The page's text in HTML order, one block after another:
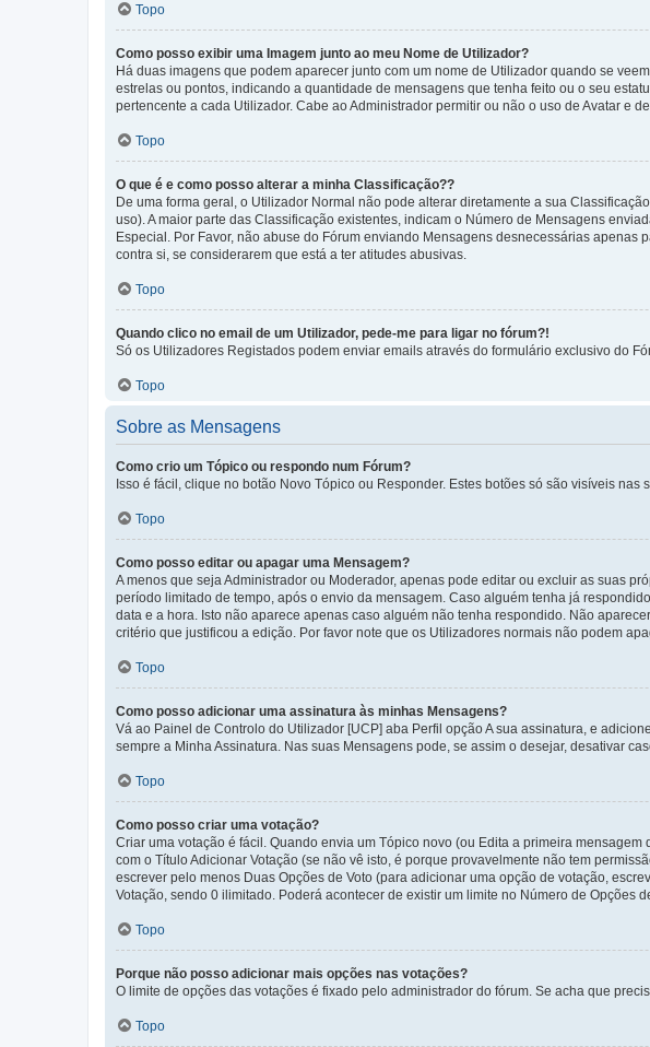
Topo
Como posso exibir uma Imagem junto ao meu Nome de Utilizador?
Há duas imagens que podem aparecer junto com um nome de Utilizador quando se
estrelas ou pontos, indicando a quantidade de mensagens que tenha feito ou o seu
pertencente a cada Utilizador. Cabe ao Administrador permitir ou não o uso de Avatar e
Topo
O que é e como posso alterar a minha Classificação??
De uma forma geral, o Utilizador Normal não pode alterar diretamente a sua
uso). A maior parte das Classificação existentes, indicam o Número de Mensagens
Especial. Por Favor, não abuse do Fórum enviando Mensagens desnecessárias
contra si, se considerarem que está a ter atitudes abusivas.
Topo
Quando clico no email de um Utilizador, pede-me para ligar no fórum?!
Só os Utilizadores Registados podem enviar emails através do formulário exclusivo do
Topo
Sobre as Mensagens
Como crio um Tópico ou respondo num Fórum?
Isso é fácil, clique no botão Novo Tópico ou Responder. Estes botões só são visíveis nas
Topo
Como posso editar ou apagar uma Mensagem?
A menos que seja Administrador ou Moderador, apenas pode editar ou excluir as suas
período limitado de tempo, após o envio da mensagem. Caso alguém tenha já
data e a hora. Isto não aparece apenas caso alguém não tenha respondido. Não
critério que justificou a edição. Por favor note que os Utilizadores normais não podem
Topo
Como posso adicionar uma assinatura às minhas Mensagens?
Vá ao Painel de Controlo do Utilizador [UCP] aba Perfil opção A sua assinatura, e
sempre a Minha Assinatura. Nas suas Mensagens pode, se assim o desejar, desativar
Topo
Como posso criar uma votação?
Criar uma votação é fácil. Quando envia um Tópico novo (ou Edita a primeira
com o Título Adicionar Votação (se não vê isto, é porque provavelmente não tem
escrever pelo menos Duas Opções de Voto (para adicionar uma opção de votação,
Votação, sendo 0 ilimitado. Poderá acontecer de existir um limite no Número de Opções
Topo
Porque não posso adicionar mais opções nas votações?
O limite de opções das votações é fixado pelo administrador do fórum. Se acha que
Topo